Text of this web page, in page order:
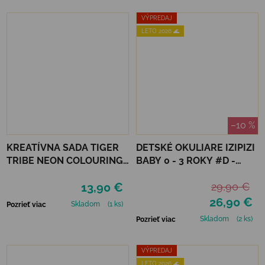
KREATÍVNA SADA TIGER
TRIBE NEON COLOURING
13,90 €
Pozrieť viac Skladom (1 ks)
VÝPREDAJ
LETO 2026 🌊
–10 %
DETSKÉ OKULIARE IZIPIZI
BABY 0 - 3 ROKY #D -
26,90 €
29,90 €
Pozrieť viac Skladom (2 ks)
VÝPREDAJ
LETO 2026 🌊